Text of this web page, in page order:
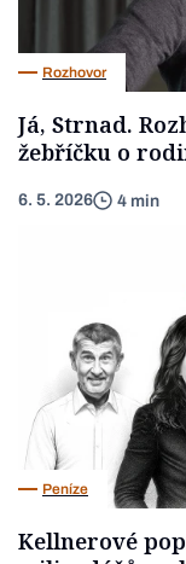
Rozhovor
Já, Strnad.
žebříčku o
6. 5. 2026 4 min
Peníze
Kellnerové